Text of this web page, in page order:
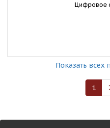
Цифровое
Показать всех
1